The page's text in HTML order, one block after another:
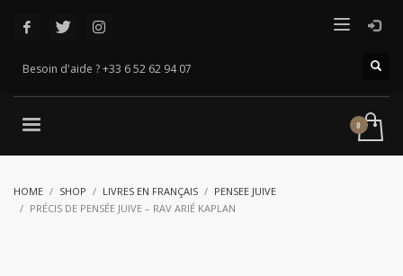
Besoin d'aide ? +33 6 52 62 94 07
HOME SHOP LIVRES EN FRANÇAIS
PENSEE JUIVE
PRÉCIS DE PENSÉE JUIVE – RAV ARIÉ KAPLAN